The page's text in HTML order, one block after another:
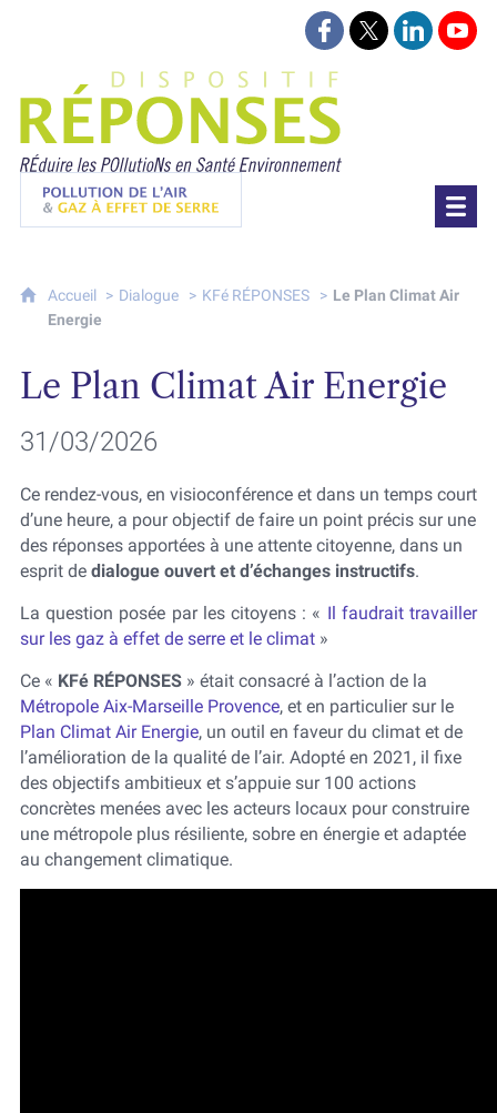
Pollution de l'air & gaz à effet de serre
Suivez-nous sur
Suivez-nous
Accueil Dialogue KFé RÉPONSES
Le Plan Climat Air
Energie
Le Plan Climat Air Energie
31/03/2026
Ce rendez-vous, en visioconférence et dans un temps court
d’une heure, a pour objectif de faire un point précis sur une
des réponses apportées à une attente citoyenne, dans un
esprit de dialogue ouvert et d’échanges instructifs.
La question posée par les citoyens : « Il faudrait travailler
sur les gaz à effet de serre et le climat»
Ce « KFé RÉPONSES» était consacré à l’action de la
Métropole Aix-Marseille Provence, et en particulier sur le
Plan Climat Air Energie, un outil en faveur du climat et de
l’amélioration de la qualité de l’air. Adopté en 2021, il fixe
des objectifs ambitieux et s’appuie sur 100 actions
concrètes menées avec les acteurs locaux pour construire
une métropole plus résiliente, sobre en énergie et adaptée
au changement climatique.